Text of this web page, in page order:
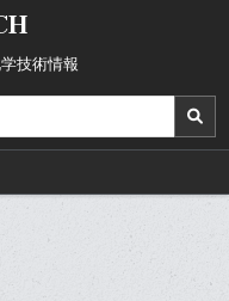
技術情報